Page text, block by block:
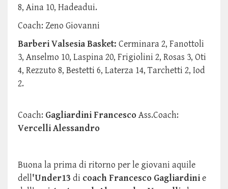
8, Aina 10, Hadeadui.
Coach: Zeno Giovanni
Barberi Valsesia Basket: Cerminara 2, Fanottoli
3, Anselmo 10, Laspina 20, Frigiolini 2, Rosas 3, Oti
4, Rezzuto 8, Bestetti 6, Laterza 14, Tarchetti 2, Iod
2.
Coach: Gagliardini FrancescoAss.Coach:
Vercelli Alessandro
Buona la prima di ritorno per le giovani aquile
dell'Under13 di coach Francesco Gagliardinie